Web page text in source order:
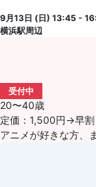
9月13日 (日) 13:45 -
横浜駅周辺
受付中
20〜40歳
定価：1,500円→早
アニメが好きな方、